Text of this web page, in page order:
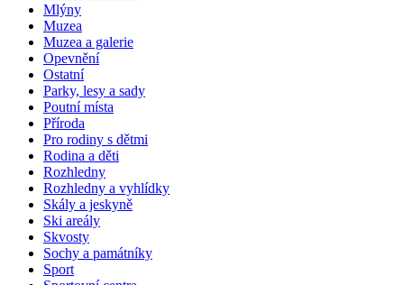
Mlýny
Muzea
Muzea a galerie
Opevnění
Ostatní
Parky, lesy a sady
Poutní místa
Příroda
Pro rodiny s dětmi
Rodina a děti
Rozhledny
Rozhledny a vyhlídky
Skály a jeskyně
Ski areály
Skvosty
Sochy a památníky
Sport